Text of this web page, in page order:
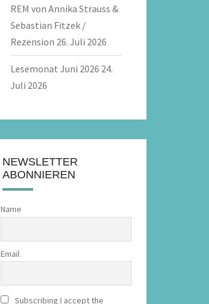
REM von Annika Strauss &
Sebastian Fitzek /
Rezension 26. Juli 2026
Lesemonat Juni 2026 24.
Juli 2026
NEWSLETTER
ABONNIEREN
Name
Email
Subscribing I accept the